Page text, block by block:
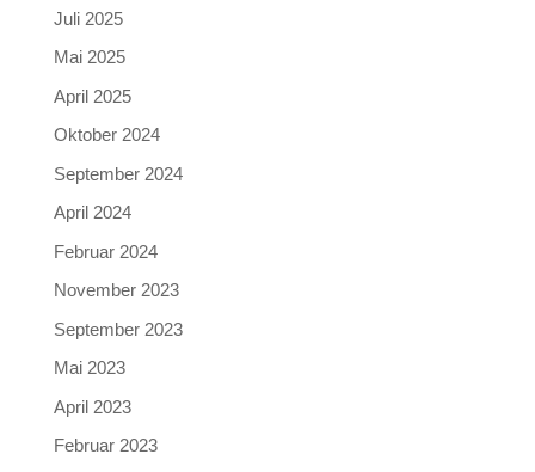
Juli 2025
Mai 2025
April 2025
Oktober 2024
September 2024
April 2024
Februar 2024
November 2023
September 2023
Mai 2023
April 2023
Februar 2023